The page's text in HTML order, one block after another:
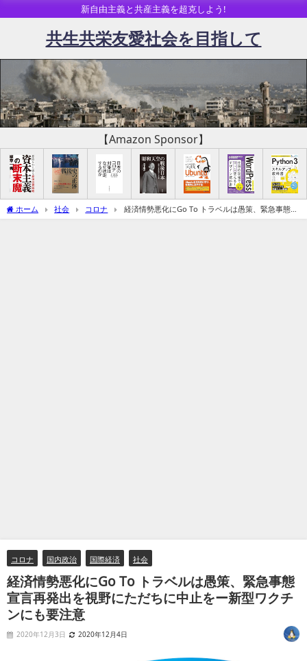
新自由主義と共産主義を超克しよう!
共生共栄友愛社会を目指して
【Amazon Sponsor】
ホーム 社会 コロナ
経済情勢悪化にGo To トラベルは愚策、緊急事態宣
言再発出を視野にただちに中止をー新型ワクチンにも要注意
コロナ 国内政治 国際経済 社会
経済情勢悪化にGo To トラベルは愚策、緊急事態
宣言再発出を視野にただちに中止をー新型ワクチ
ンにも要注意
2020年12月3日 2020年12月4日